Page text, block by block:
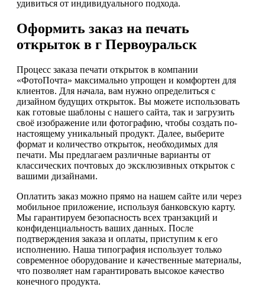
удивиться от индивидуального подхода.
Оформить заказ на печать
открыток в г Первоуральск
Процесс заказа печати открыток в компании
«ФотоПочта» максимально упрощен и комфортен для
клиентов. Для начала, вам нужно определиться с
дизайном будущих открыток. Вы можете использовать
как готовые шаблоны с нашего сайта, так и загрузить
своё изображение или фотографию, чтобы создать по-
настоящему уникальный продукт. Далее, выберите
формат и количество открыток, необходимых для
печати. Мы предлагаем различные варианты от
классических почтовых до эксклюзивных открыток с
вашими дизайнами.
Оплатить заказ можно прямо на нашем сайте или через
мобильное приложение, используя банковскую карту.
Мы гарантируем безопасность всех транзакций и
конфиденциальность ваших данных. После
подтверждения заказа и оплаты, приступим к его
исполнению. Наша типография использует только
современное оборудование и качественные материалы,
что позволяет нам гарантировать высокое качество
конечного продукта.